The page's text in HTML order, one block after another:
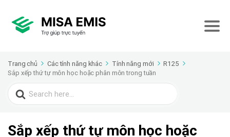
Trang chủ Các tính năng khác Tính năng mới
R125
Sắp xếp thứ tự môn học hoặc phân môn trong tuần
Search
for:
Sắp xếp thứ tự môn học hoặc